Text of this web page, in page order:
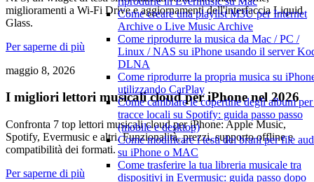
Come creare una playlist M3U per Internet
Archive o Live Music Archive
Come riprodurre la musica da Mac / PC /
Linux / NAS su iPhone usando il server
DLNA
Come riprodurre la propria musica su
utilizzando CarPlay
Come cambiare le copertine degli album
tracce locali su Spotify: guida passo passo
(mobile e desktop)
Come modificare i testi dei brani per file
su iPhone o MAC
Come trasferire la tua libreria musicale tra
dispositivi in Evermusic: guida passo dopo
miglioramenti a Wi-Fi Drive e aggiornamenti dell'interfaccia Liquid
Glass.
Per saperne di più
maggio 8, 2026
I migliori lettori musicali cloud per iPhone nel 2026
Confronta 7 top lettori musicali cloud per iPhone: Apple Music,
Spotify, Evermusic e altri. Funzionalità, prezzi, supporto offline e
compatibilità dei formati.
Per saperne di più